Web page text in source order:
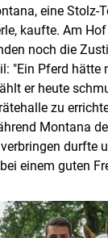
eine Stolz-
kaufte. Am
noch die
"Ein Pferd
er heute
zu
Montana
durfte
einem guten